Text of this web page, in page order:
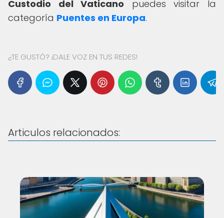
Custodio del Vaticano puedes visitar la
categoría Puentes en Europa.
¿TE GUSTÓ? ¡DALE VOZ EN TUS REDES!
Articulos relacionados: